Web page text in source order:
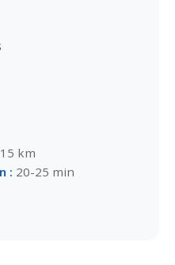
15 km
: 20-25 min